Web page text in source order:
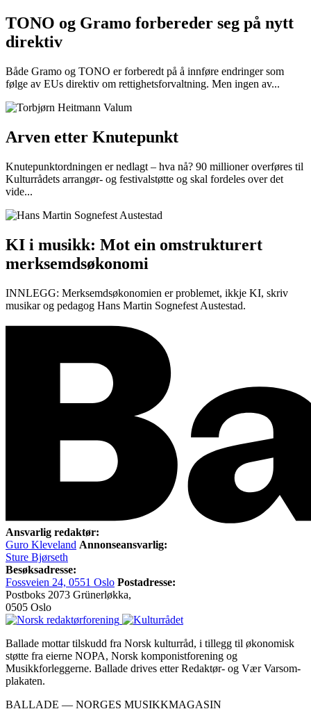
TONO og Gramo forbereder seg på nytt
direktiv
Både Gramo og TONO er forberedt på å innføre endringer som
følge av EUs direktiv om rettighetsforvaltning. Men ingen av...
Arven etter Knutepunkt
Knutepunktordningen er nedlagt – hva nå? 90 millioner overføres til
Kulturrådets arrangør- og festivalstøtte og skal fordeles over det
vide...
KI i musikk: Mot ein omstrukturert
merksemdsøkonomi
INNLEGG: Merksemdsøkonomien er problemet, ikkje KI, skriv
musikar og pedagog Hans Martin Sognefest Austestad.
Ansvarlig redaktør:
Guro Kleveland Annonseansvarlig:
Sture Bjørseth
Besøksadresse:
Fossveien 24, 0551 Oslo Postadresse:
Postboks 2073 Grünerløkka,
0505 Oslo
Ballade mottar tilskudd fra Norsk kulturråd, i tillegg til økonomisk
støtte fra eierne NOPA, Norsk komponistforening og
Musikkforleggerne. Ballade drives etter Redaktør- og Vær Varsom-
plakaten.
BALLADE — NORGES MUSIKKMAGASIN